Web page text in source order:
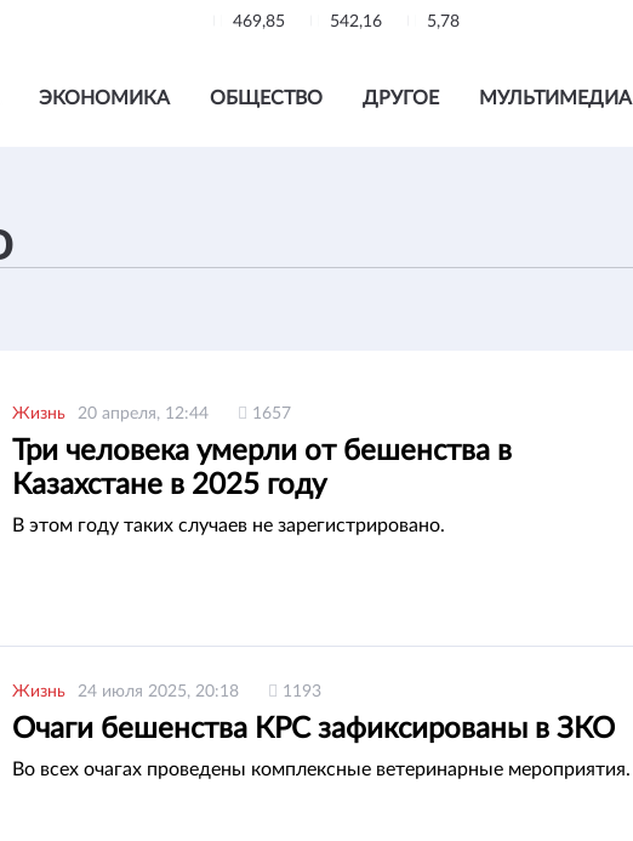
469,85 542,16 5,78
ЭКОНОМИКА ОБЩЕСТВО ДРУГОЕ МУЛЬТИМЕДИА
Жизнь 20 апреля, 12:44 1657
Три человека умерли от бешенства в
Казахстане в 2025 году
В этом году таких случаев не зарегистрировано.
Жизнь 24 июля 2025, 20:18 1193
Очаги бешенства КРС зафиксированы в ЗКО
Во всех очагах проведены комплексные ветеринарные мероприятия.